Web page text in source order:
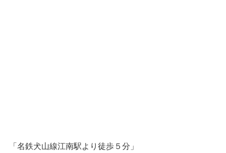
「名鉄犬山線江南駅より徒歩５分」